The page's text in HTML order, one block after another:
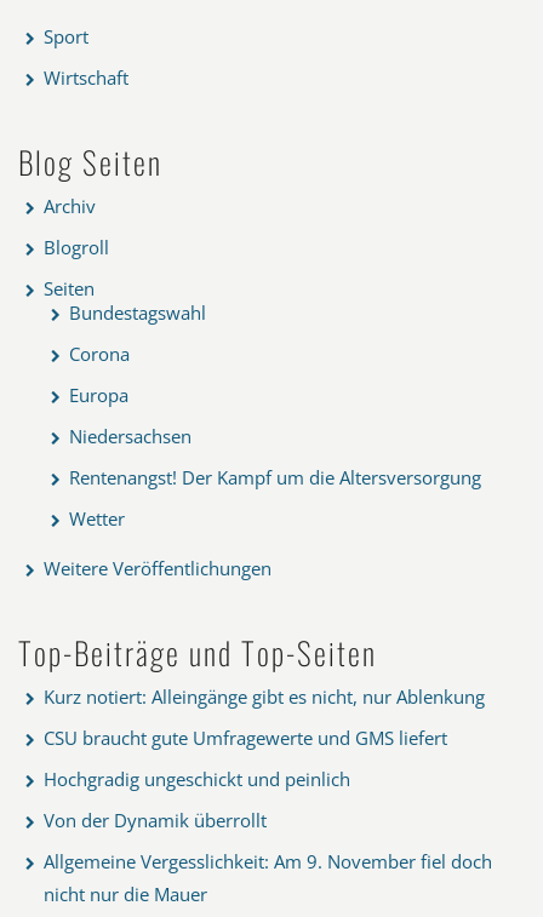
Sport
Wirtschaft
Blog Seiten
Archiv
Blogroll
Seiten
Bundestagswahl
Corona
Europa
Niedersachsen
Rentenangst! Der Kampf um die Altersversorgung
Wetter
Weitere Veröffentlichungen
Top-Beiträge und Top-Seiten
Kurz notiert: Alleingänge gibt es nicht, nur Ablenkung
CSU braucht gute Umfragewerte und GMS liefert
Hochgradig ungeschickt und peinlich
Von der Dynamik überrollt
Allgemeine Vergesslichkeit: Am 9. November fiel doch
nicht nur die Mauer